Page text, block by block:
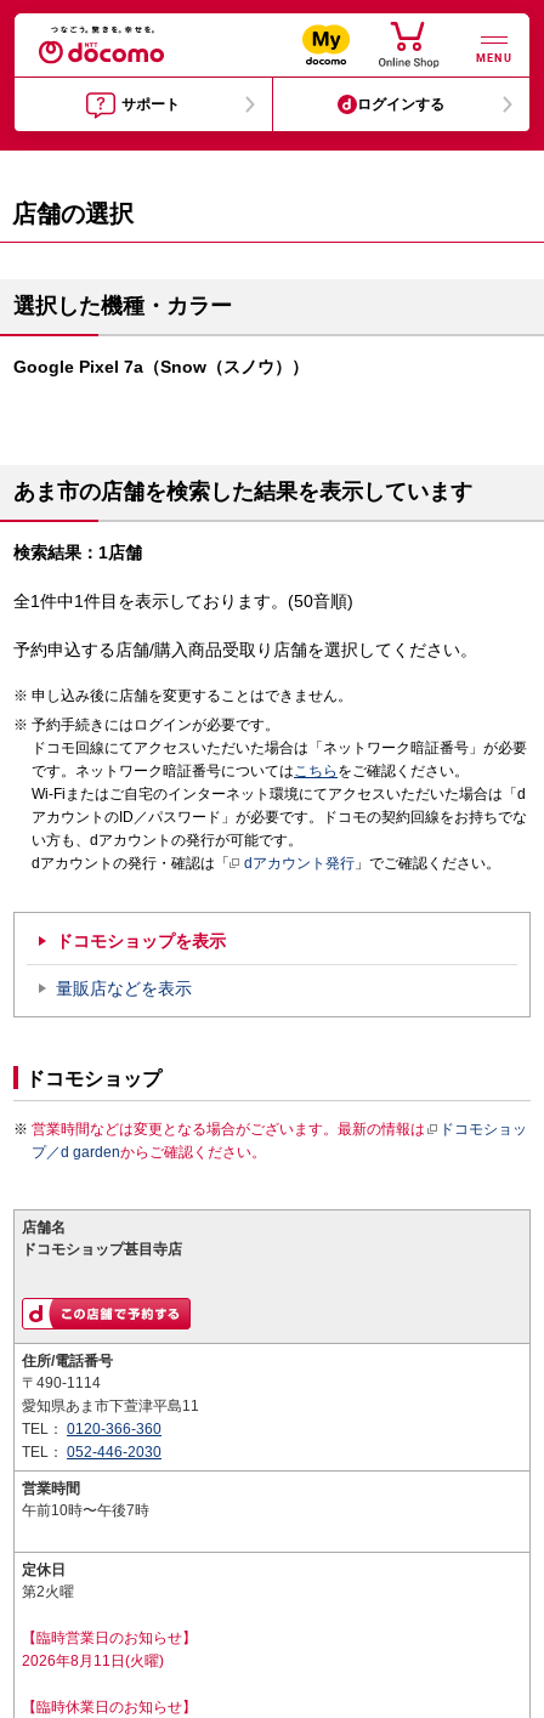
MENU
サポート ログインする
店舗の選択
選択した機種・カラー
Google Pixel 7a（Snow（スノウ））
あま市の店舗を検索した結果を表示しています
検索結果：1店舗
全1件中1件目を表示しております。(50音順)
予約申込する店舗/購入商品受取り店舗を選択してください。
申し込み後に店舗を変更することはできません。
予約手続きにはログインが必要です。
ドコモ回線にてアクセスいただいた場合は「ネットワーク暗証番号」が必要
です。ネットワーク暗証番号についてはこちら をご確認ください。
Wi-Fiまたはご自宅のインターネット環境にてアクセスいただいた場合は「d
アカウントのID／パスワード」が必要です。ドコモの契約回線をお持ちでな
い方も、dアカウントの発行が可能です。
dアカウントの発行・確認は「
dアカウント発行 」でご確認ください。
ドコモショップを表示
量販店などを表示
ドコモショップ
営業時間などは変更となる場合がございます。最新の情報は
ドコモショッ
プ／d gardenからご確認ください。
店舗名
ドコモショップ甚目寺店
住所/電話番号
〒490-1114
愛知県あま市下萱津平島11
TEL： 0120-366-360
TEL： 052-446-2030
営業時間
午前10時〜午後7時
定休日
第2火曜
【臨時営業日のお知らせ】
2026年8月11日(火曜)
【臨時休業日のお知らせ】